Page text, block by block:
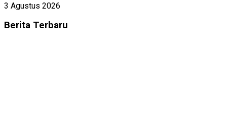
3 Agustus 2026
Berita Terbaru